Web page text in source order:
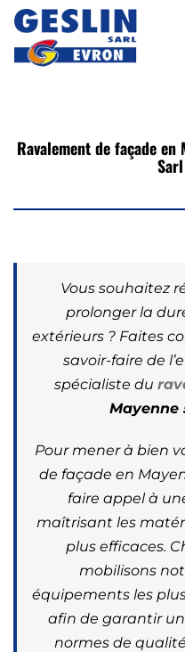
Passer
contenu
Ravalement de façade
Vous souhaitez
prolonger la
extérieurs ? Faites
savoir-faire de
spécialiste du
Mayenne
Pour mener à bien
de façade en
faire appel à
maîtrisant les
plus efficaces.
mobilisons
équipements les
afin de garantir
normes de